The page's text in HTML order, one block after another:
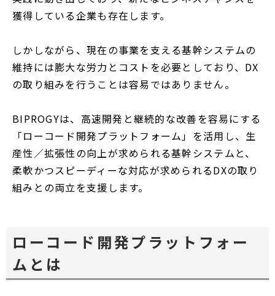
獲得している企業も存在します。
しかしながら、現在の事業を支える基幹システムの
維持には膨大な労力とコストを必要としており、DX
の取り組みを行うことは容易ではありません。
BIPROGYは、高速開発と継続的な改善を容易にする
「ローコード開発プラットフォーム」を活用し、生
産性／拡張性の向上が求められる基幹システムと、
柔軟かつスピーディーな対応が求められるDXの取り
組みとの両立を支援します。
ローコード開発プラットフォー
ムとは